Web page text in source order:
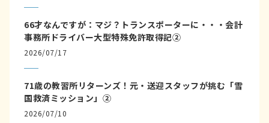
66才なんですが：マジ？トランスポーターに・・・会計
事務所ドライバー大型特殊免許取得記②
2026/07/17
71歳の教習所リターンズ！元・送迎スタッフが挑む「雪
国救済ミッション」②
2026/07/10